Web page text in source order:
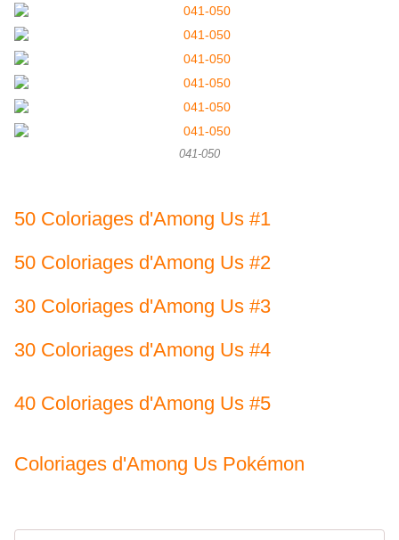
041-050
50 Coloriages d'Among Us #1
50 Coloriages d'Among Us #2
30 Coloriages d'Among Us #3
30 Coloriages d'Among Us #4
40 Coloriages d'Among Us #5
Coloriages d'Among Us Pokémon